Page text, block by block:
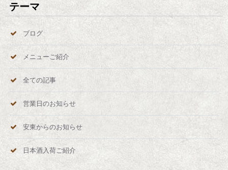
テーマ
ブログ
メニューご紹介
全ての記事
営業日のお知らせ
安東からのお知らせ
日本酒入荷ご紹介